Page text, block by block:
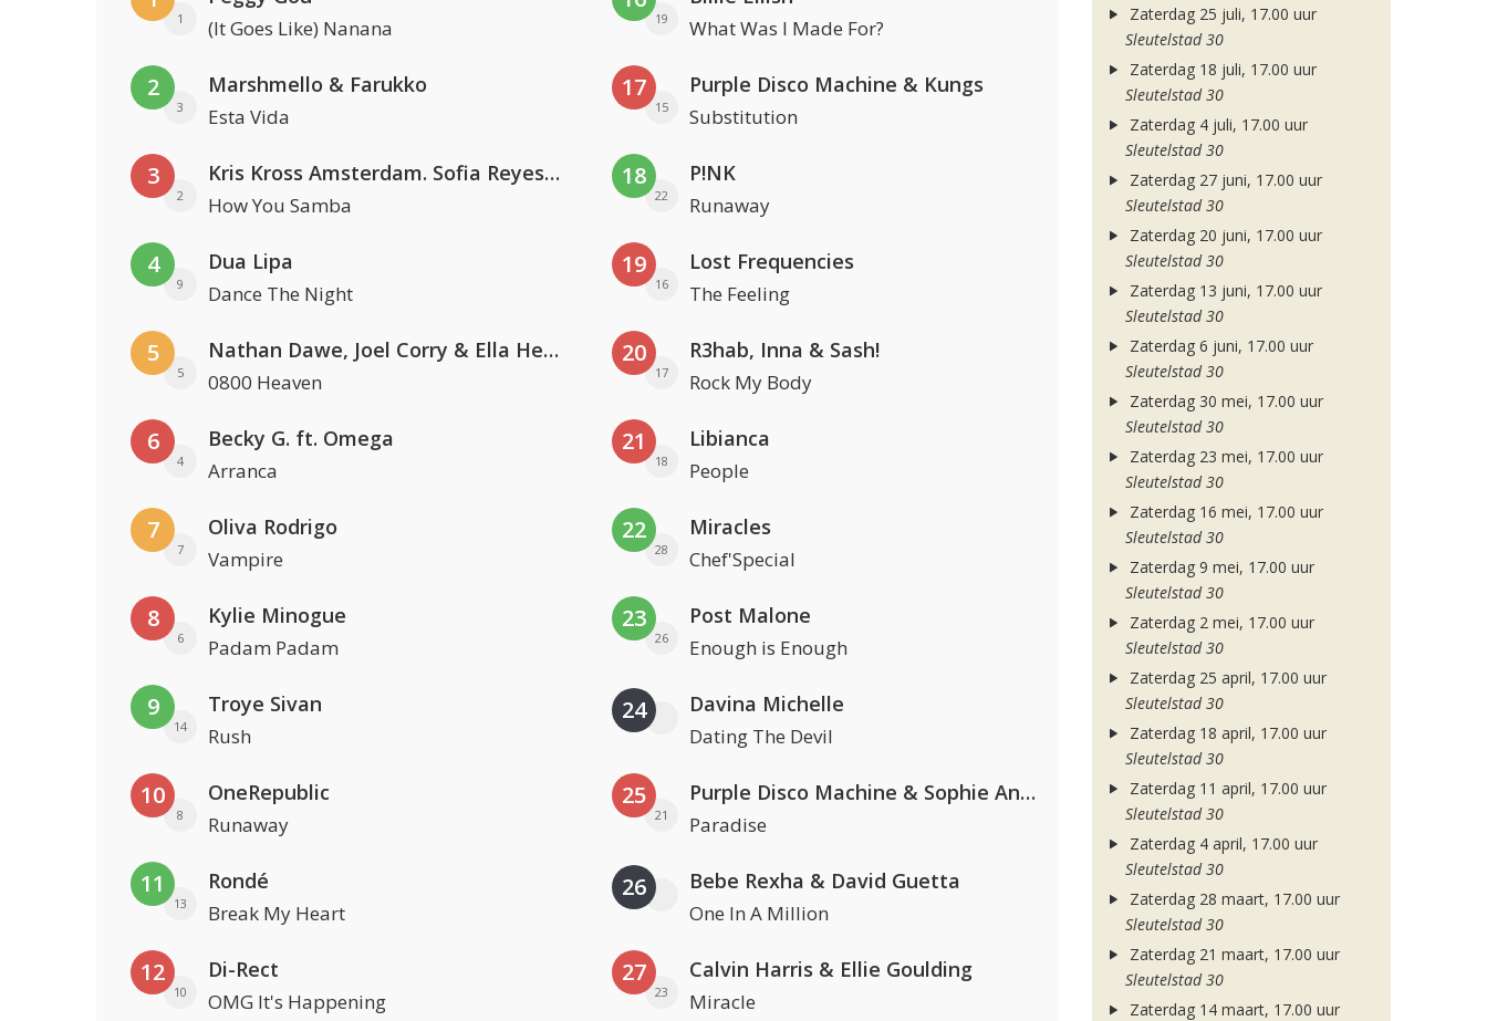
1 (It Goes Like) Nanana
2
3
Marshmello & Farukko
Esta Vida
3
2
Kris Kross Amsterdam. Sofia Reyes & Tinie Tempah
How You Samba
4
9
Dua Lipa
Dance The Night
5
5
Nathan Dawe, Joel Corry & Ella Henderson
0800 Heaven
6
4
Becky G. ft. Omega
Arranca
7
7
Oliva Rodrigo
Vampire
8
6
Kylie Minogue
Padam Padam
9
14
Troye Sivan
Rush
10
8
OneRepublic
Runaway
11
13
Rondé
Break My Heart
12
10
Di-Rect
OMG It's Happening
19 What Was I Made For?
17
15
Purple Disco Machine & Kungs
Substitution
18
22
P!NK
Runaway
19
16
Lost Frequencies
The Feeling
20
17
R3hab, Inna & Sash!
Rock My Body
21
18
Libianca
People
22
28
Miracles
Chef'Special
23
26
Post Malone
Enough is Enough
24 Davina Michelle
Dating The Devil
25
21
Purple Disco Machine & Sophie And The Giants
Paradise
26 Bebe Rexha & David Guetta
One In A Million
27
23
Calvin Harris & Ellie Goulding
Miracle
Zaterdag 25 juli, 17.00 uur
Sleutelstad 30
Zaterdag 18 juli, 17.00 uur
Sleutelstad 30
Zaterdag 4 juli, 17.00 uur
Sleutelstad 30
Zaterdag 27 juni, 17.00 uur
Sleutelstad 30
Zaterdag 20 juni, 17.00 uur
Sleutelstad 30
Zaterdag 13 juni, 17.00 uur
Sleutelstad 30
Zaterdag 6 juni, 17.00 uur
Sleutelstad 30
Zaterdag 30 mei, 17.00 uur
Sleutelstad 30
Zaterdag 23 mei, 17.00 uur
Sleutelstad 30
Zaterdag 16 mei, 17.00 uur
Sleutelstad 30
Zaterdag 9 mei, 17.00 uur
Sleutelstad 30
Zaterdag 2 mei, 17.00 uur
Sleutelstad 30
Zaterdag 25 april, 17.00 uur
Sleutelstad 30
Zaterdag 18 april, 17.00 uur
Sleutelstad 30
Zaterdag 11 april, 17.00 uur
Sleutelstad 30
Zaterdag 4 april, 17.00 uur
Sleutelstad 30
Zaterdag 28 maart, 17.00 uur
Sleutelstad 30
Zaterdag 21 maart, 17.00 uur
Sleutelstad 30
Zaterdag 14 maart, 17.00 uur